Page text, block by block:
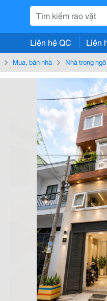
Liên hệ QC Liên
Mua, bán nhà Nhà trong ngõ